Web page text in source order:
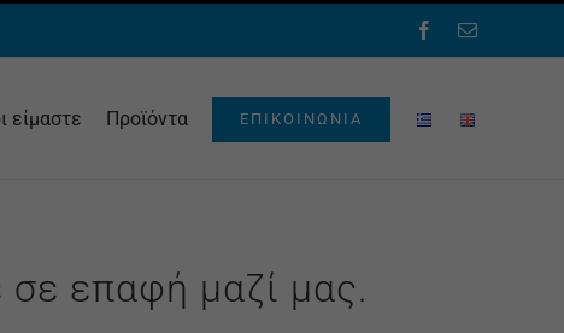
Facebook
Email
είμαστε Προϊόντα ΕΠΙΚΟΙΝΩΝΊΑ
σε επαφή μαζί μας.